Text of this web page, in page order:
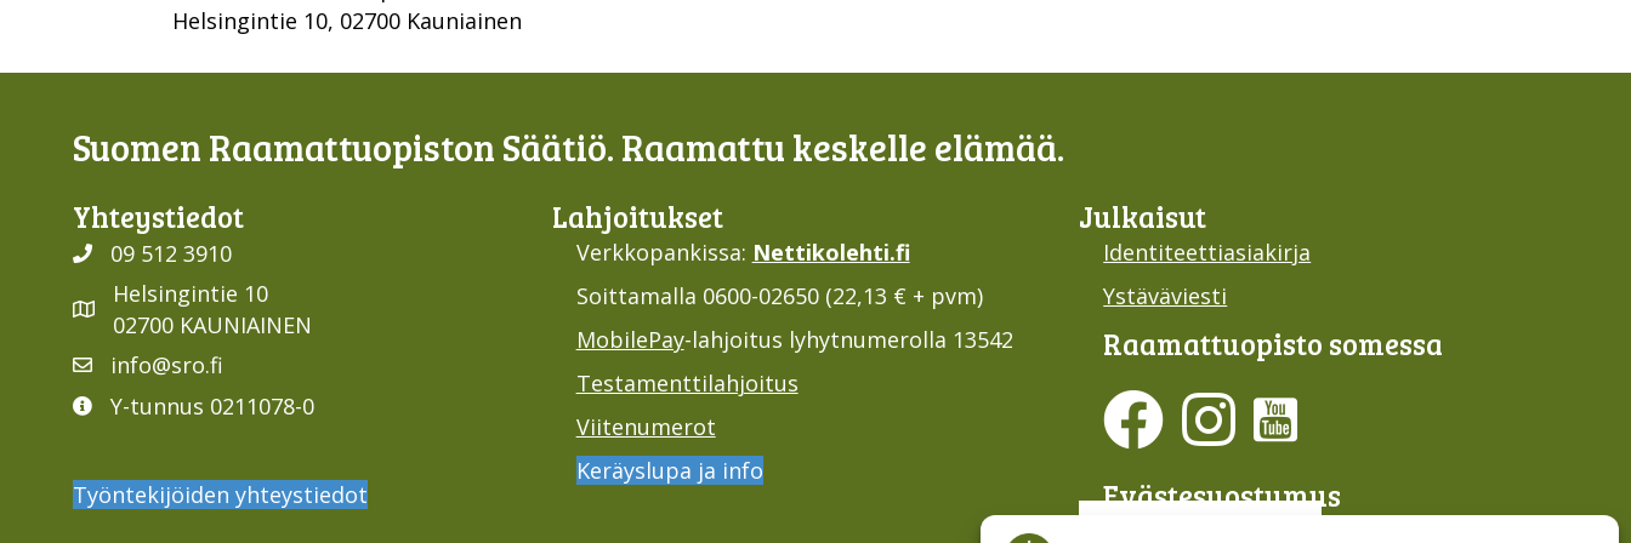
Helsingintie 10, 02700 Kauniainen
Suomen Raamattuopiston Säätiö. Raamattu keskelle elämää.
Yhteys­tiedot
09 512 3910
Helsingintie 10
02700 KAUNIAINEN
info@sro.fi
Y-tunnus 0211078-0
Työntekijöiden yhteystiedot
Lahjoi­tukset
Verkkopankissa: Nettikolehti.fi
Soittamalla 0600-02650 (22,13 € + pvm)
MobilePay-lahjoitus lyhytnumerolla 13542
Testamenttilahjoitus
Viitenumerot
Keräyslupa ja info
Julkaisut
Identiteettiasiakirja
Ystäväviesti
Raamattu­opisto somessa
Evästesuostumus